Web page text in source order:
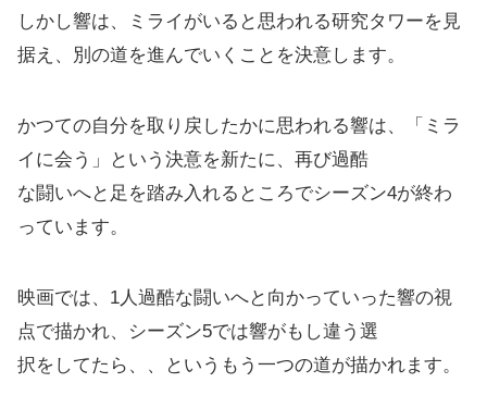
しかし響は、ミライがいると思われる研究タワーを見
据え、別の道を進んでいくことを決意します。
かつての自分を取り戻したかに思われる響は、「ミラ
イに会う」という決意を新たに、再び過酷
な闘いへと足を踏み入れるところでシーズン4が終わ
っています。
映画では、1人過酷な闘いへと向かっていった響の視
点で描かれ、シーズン5では響がもし違う選
択をしてたら、、というもう一つの道が描かれます。